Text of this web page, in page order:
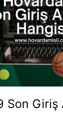
Son Giriş